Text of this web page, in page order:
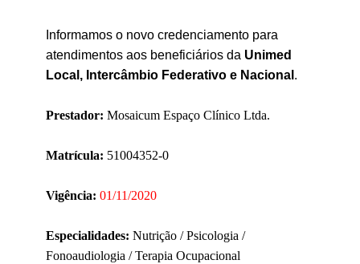
Informamos o novo credenciamento para
atendimentos aos beneficiários da Unimed
Local, Intercâmbio Federativo e Nacional .
Prestador: Mosaicum Espaço Clínico Ltda.
Matrícula: 51004352-0
Vigência: 01/11/2020
Especialidades: Nutrição / Psicologia /
Fonoaudiologia / Terapia Ocupacional